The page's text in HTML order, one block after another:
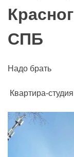
СПБ
Надо брать
Квартира-